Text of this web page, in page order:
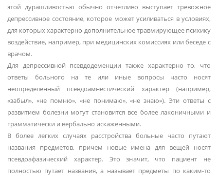
этой дурашливостью обычно отчетливо выступает тревожное
депрессивное состояние, которое может усиливаться в условиях,
для которых характерно дополнительное травмирующее психику
воздействие, например, при медицинских комиссиях или беседе с
врачом.
Для депрессивной псевдодеменции также характерно то, что
ответы больного на те или иные вопросы часто носят
неопределенный псевдоамнестический характер (например,
«забыл», «не помню», «не понимаю», «не знаю»). Эти ответы с
развитием болезни могут становится все более лаконичными и
грамматически и вербально искаженными.
В более легких случаях расстройства больные часто путают
названия предметов, причем новые имена для вещей носят
псевдоафазический характер. Это значит, что пациент не
полностью путает названия, а называет предметы по каким-то